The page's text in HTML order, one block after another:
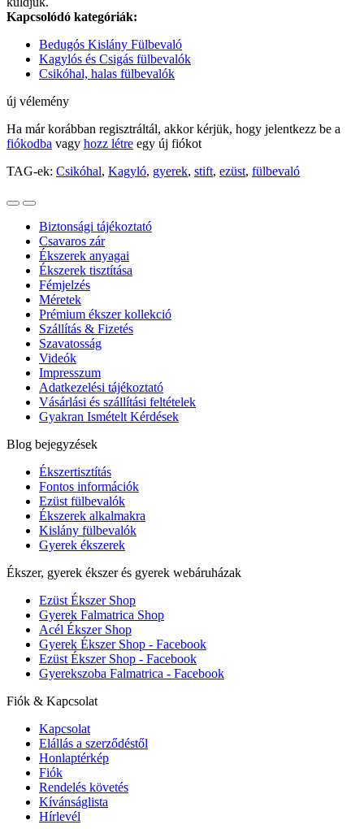
Kapcsolódó kategóriák:
Bedugós Kislány Fülbevaló
Kagylós és Csigás fülbevalók
Csikóhal, halas fülbevalók
új vélemény
Ha már korábban regisztráltál, akkor kérjük, hogy jelentkezz be a
fiókodba vagy hozz létre egy új fiókot
TAG-ek: Csikóhal, Kagyló, gyerek, stift, ezüst, fülbevaló
Biztonsági tájékoztató
Csavaros zár
Ékszerek anyagai
Ékszerek tisztítása
Fémjelzés
Méretek
Prémium ékszer kollekció
Szállítás & Fizetés
Szavatosság
Videók
Impresszum
Adatkezelési tájékoztató
Vásárlási és szállítási feltételek
Gyakran Ismételt Kérdések
Blog bejegyzések
Ékszertisztítás
Fontos információk
Ezüst fülbevalók
Ékszerek alkalmakra
Kislány fülbevalók
Gyerek ékszerek
Ékszer, gyerek ékszer és gyerek webáruházak
Ezüst Ékszer Shop
Gyerek Falmatrica Shop
Acél Ékszer Shop
Gyerek Ékszer Shop - Facebook
Ezüst Ékszer Shop - Facebook
Gyerekszoba Falmatrica - Facebook
Fiók & Kapcsolat
Kapcsolat
Elállás a szerződéstől
Honlaptérkép
Fiók
Rendelés követés
Kívánságlista
Hírlevél